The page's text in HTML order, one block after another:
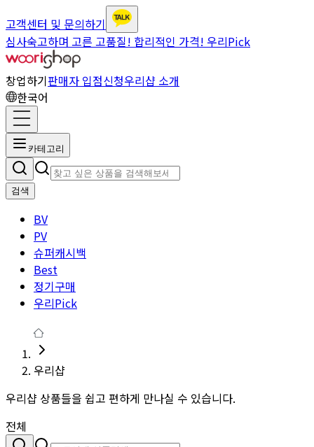
고객센터 및 문의하기
심사숙고하며 고른 고품질! 합리적인 가격! 우리Pick
창업하기판매자 입점신청우리샵 소개
한국어
카테고리
검색
BV
PV
슈퍼캐시백
Best
정기구매
우리Pick
우리샵
우리샵 상품들을 쉽고 편하게 만나실 수 있습니다.
전체